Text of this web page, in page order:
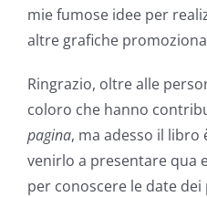
mie fumose idee per
altre grafiche
Ringrazio, oltre alle
coloro che hanno
pagina, ma adesso il libro
venirlo a presentare qua
per conoscere le date